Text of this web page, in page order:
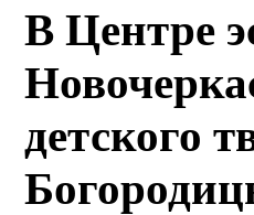
В Центре
детского